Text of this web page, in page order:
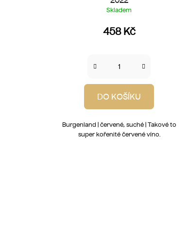
Skladem
458 Kč
DO KOŠÍKU
Burgenland | červené, suché | Takové to
super kořenité červené víno.